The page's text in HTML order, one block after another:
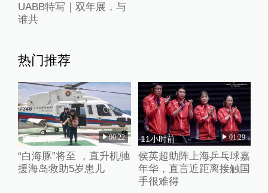
UABB特写｜双年展，与
谁共
热门推荐
11小时前 00:22
“白海豚”将至 ，直升机驰
援海岛救助5岁患儿
11小时前 01:29
侯英超助阵上海乒乓球嘉
年华，直言近距离接触国
手很难得